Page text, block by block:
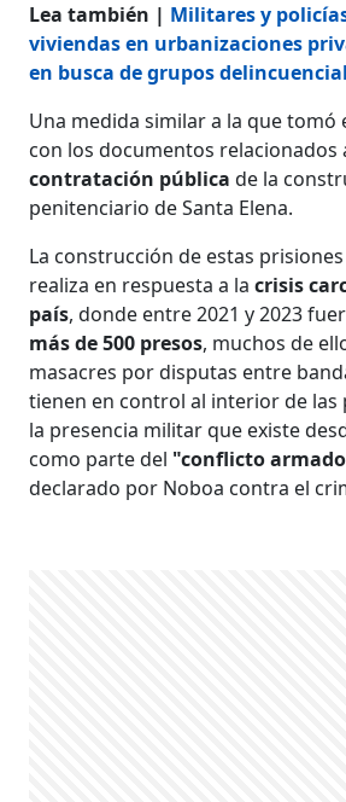
Lea también | Militares y
viviendas en urbanizaciones
en busca de grupos
Una medida similar a la que tomó
con los documentos relacionados
contratación públicade la
penitenciario de Santa Elena.
La construcción de estas
realiza en respuesta a la crisis
país, donde entre 2021 y 2023
más de 500 presos, muchos de
masacres por disputas entre
tienen en control al interior de las
la presencia militar que existe
como parte del "conflicto
declarado por Noboa contra el